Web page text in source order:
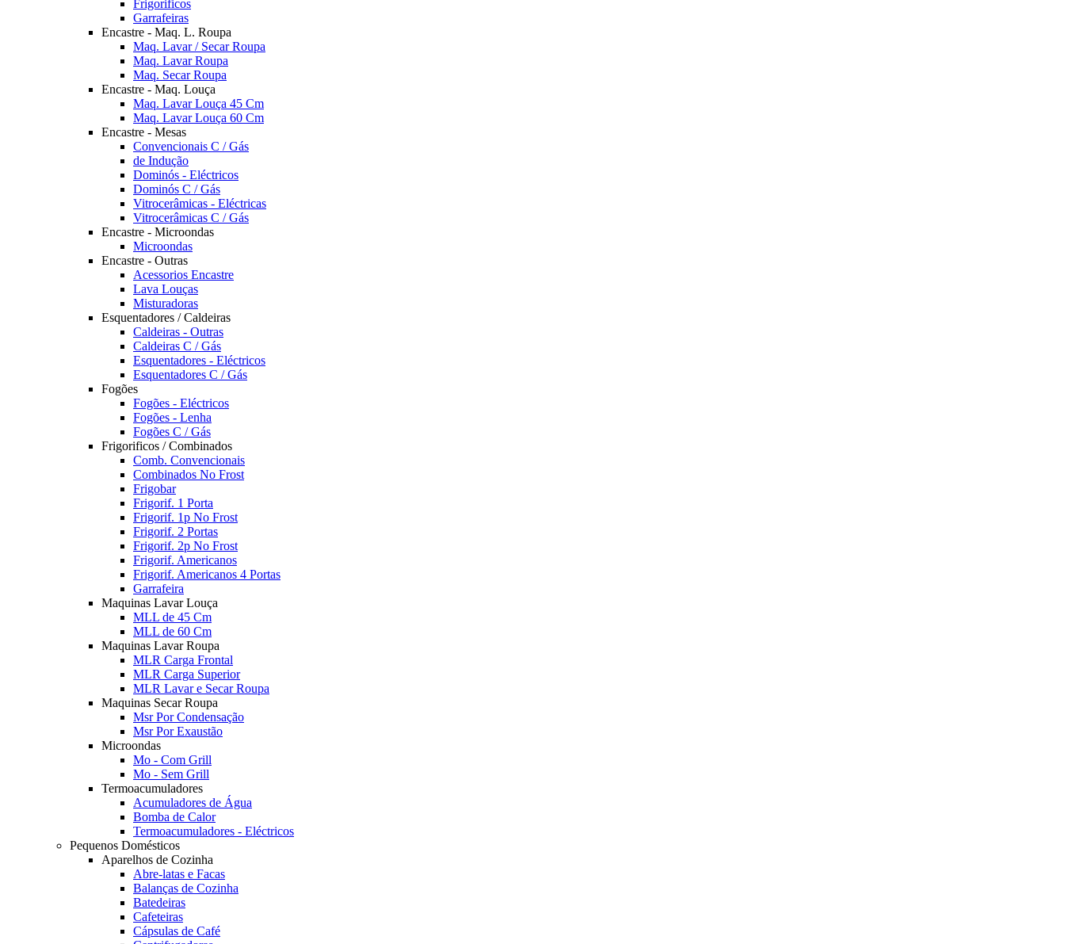
Frigorificos
Garrafeiras
Encastre - Maq. L. Roupa
Maq. Lavar / Secar Roupa
Maq. Lavar Roupa
Maq. Secar Roupa
Encastre - Maq. Louça
Maq. Lavar Louça 45 Cm
Maq. Lavar Louça 60 Cm
Encastre - Mesas
Convencionais C / Gás
de Indução
Dominós - Eléctricos
Dominós C / Gás
Vitrocerâmicas - Eléctricas
Vitrocerâmicas C / Gás
Encastre - Microondas
Microondas
Encastre - Outras
Acessorios Encastre
Lava Louças
Misturadoras
Esquentadores / Caldeiras
Caldeiras - Outras
Caldeiras C / Gás
Esquentadores - Eléctricos
Esquentadores C / Gás
Fogões
Fogões - Eléctricos
Fogões - Lenha
Fogões C / Gás
Frigorificos / Combinados
Comb. Convencionais
Combinados No Frost
Frigobar
Frigorif. 1 Porta
Frigorif. 1p No Frost
Frigorif. 2 Portas
Frigorif. 2p No Frost
Frigorif. Americanos
Frigorif. Americanos 4 Portas
Garrafeira
Maquinas Lavar Louça
MLL de 45 Cm
MLL de 60 Cm
Maquinas Lavar Roupa
MLR Carga Frontal
MLR Carga Superior
MLR Lavar e Secar Roupa
Maquinas Secar Roupa
Msr Por Condensação
Msr Por Exaustão
Microondas
Mo - Com Grill
Mo - Sem Grill
Termoacumuladores
Acumuladores de Água
Bomba de Calor
Termoacumuladores - Eléctricos
Pequenos Domésticos
Aparelhos de Cozinha
Abre-latas e Facas
Balanças de Cozinha
Batedeiras
Cafeteiras
Cápsulas de Café